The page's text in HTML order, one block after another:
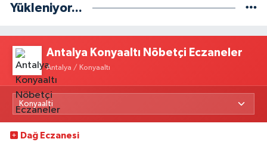
Yükleniyor...
Antalya Konyaaltı Nöbetçi Eczaneler
Antalya / Konyaaltı
Dağ Eczanesi